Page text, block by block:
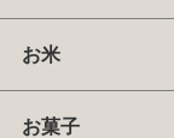
お米
お菓子